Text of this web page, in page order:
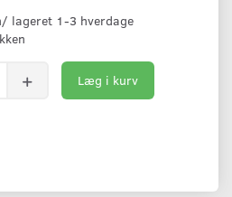
lageret 1-3 hverdage
Læg i kurv